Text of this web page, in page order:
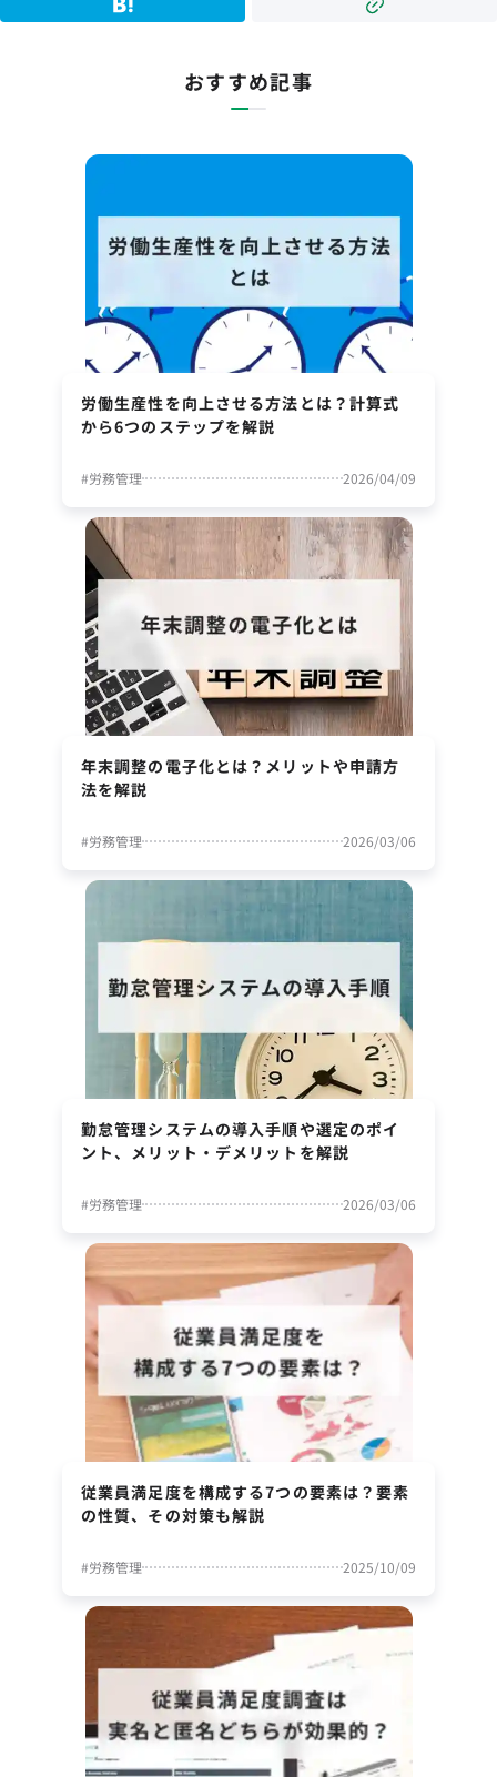
おすすめ記事
労働生産性を向上させる方法とは？計算式
から6つのステップを解説
#労務管理 2026/04/09
年末調整の電子化とは？メリットや申請方
法を解説
#労務管理 2026/03/06
勤怠管理システムの導入手順や選定のポイ
ント、メリット・デメリットを解説
#労務管理 2026/03/06
従業員満足度を構成する7つの要素は？要素
の性質、その対策も解説
#労務管理 2025/10/09